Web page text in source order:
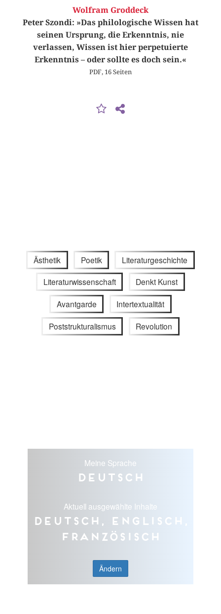
Wolfram Groddeck
Peter Szondi: »Das philologische Wissen hat
seinen Ursprung, die Erkenntnis, nie
verlassen, Wissen ist hier perpetuierte
Erkenntnis – oder sollte es doch sein.«
PDF, 16 Seiten
Ästhetik Poetik Literaturgeschichte
Literaturwissenschaft Denkt Kunst
Avantgarde Intertextualität
Poststrukturalismus Revolution
Meine Sprache
Deutsch
Aktuell ausgewählte Inhalte
Deutsch, Englisch,
Französisch
Ändern